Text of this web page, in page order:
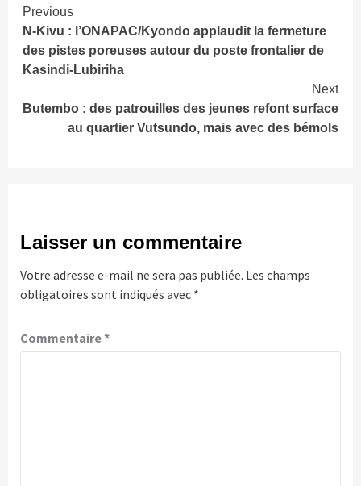
Continue
Reading
Previous
N-Kivu : l’ONAPAC/Kyondo applaudit la fermeture
des pistes poreuses autour du poste frontalier de
Kasindi-Lubiriha
Next
Butembo : des patrouilles des jeunes refont surface
au quartier Vutsundo, mais avec des bémols
Laisser un commentaire
Votre adresse e-mail ne sera pas publiée. Les champs
obligatoires sont indiqués avec *
Commentaire*